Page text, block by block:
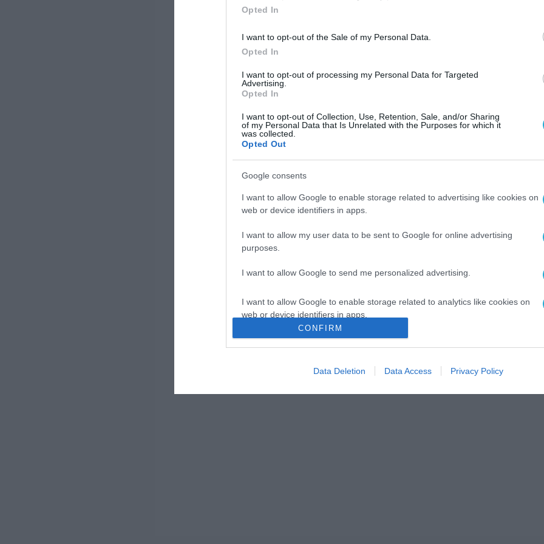
Opted In
I want to opt-out of the Sale of my Personal Data.
Opted In
I want to opt-out of processing my Personal Data for Targeted
Advertising.
Opted In
I want to opt-out of Collection, Use, Retention, Sale, and/or Sharing
of my Personal Data that Is Unrelated with the Purposes for which it
was collected.
Opted Out
Google consents
I want to allow Google to enable storage related to advertising like cookies on
web or device identifiers in apps.
I want to allow my user data to be sent to Google for online advertising
purposes.
I want to allow Google to send me personalized advertising.
I want to allow Google to enable storage related to analytics like cookies on
web or device identifiers in apps.
I want to allow Google to enable storage related to functionality of the website
I want to allow Google to enable storage related to personalization.
CONFIRM
Data Deletion Data Access Privacy Policy